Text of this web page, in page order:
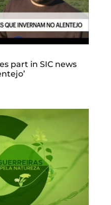
part in SIC news